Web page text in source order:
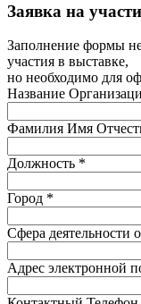
Заявка на
Заполнение формы
участия в выставке,
но необходимо для
Название
Фамилия Имя
Должность *
Город *
Сфера деятельности
Адрес электронной